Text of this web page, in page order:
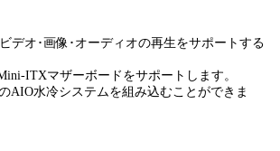
デオ･画像･オーディオの再生をサポートする
ITXマザーボードをサポートします。
AIO水冷システムを組み込むことができま